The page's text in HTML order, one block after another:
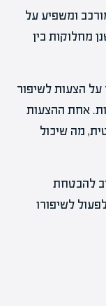
ומשפיע על
מחלוקות בין
על הצעות לשיפור
אחת ההצעות
מה שיכול
להבטחת
לשיפורו